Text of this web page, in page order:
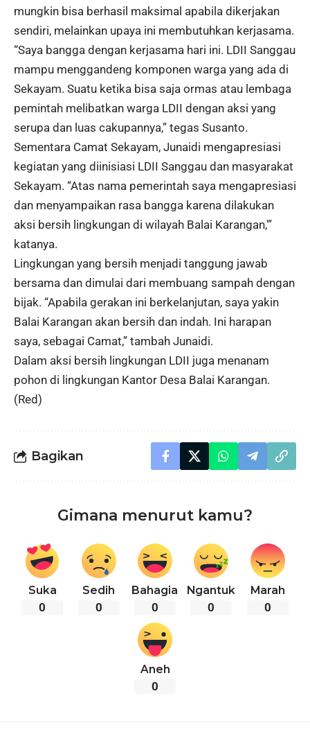
mungkin bisa berhasil maksimal apabila dikerjakan
sendiri, melainkan upaya ini membutuhkan kerjasama.
“Saya bangga dengan kerjasama hari ini. LDII Sanggau
mampu menggandeng komponen warga yang ada di
Sekayam. Suatu ketika bisa saja ormas atau lembaga
pemintah melibatkan warga LDII dengan aksi yang
serupa dan luas cakupannya,” tegas Susanto.
Sementara Camat Sekayam, Junaidi mengapresiasi
kegiatan yang diinisiasi LDII Sanggau dan masyarakat
Sekayam. “Atas nama pemerintah saya mengapresiasi
dan menyampaikan rasa bangga karena dilakukan
aksi bersih lingkungan di wilayah Balai Karangan,'”
katanya.
Lingkungan yang bersih menjadi tanggung jawab
bersama dan dimulai dari membuang sampah dengan
bijak. “Apabila gerakan ini berkelanjutan, saya yakin
Balai Karangan akan bersih dan indah. Ini harapan
saya, sebagai Camat,” tambah Junaidi.
Dalam aksi bersih lingkungan LDII juga menanam
pohon di lingkungan Kantor Desa Balai Karangan.
(Red)
Bagikan
Gimana menurut kamu?
Suka
0
Sedih
0
Bahagia
0
Ngantuk
0
Marah
0
Aneh
0